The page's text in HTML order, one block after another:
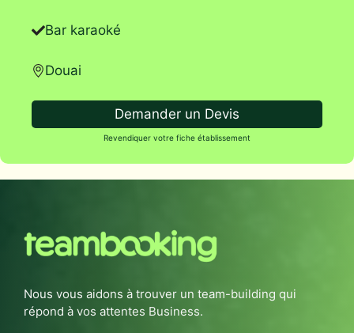
Bar karaoké
Douai
Demander un Devis
Revendiquer votre fiche établissement
Nous vous aidons à trouver un team-building qui
répond à vos attentes Business.